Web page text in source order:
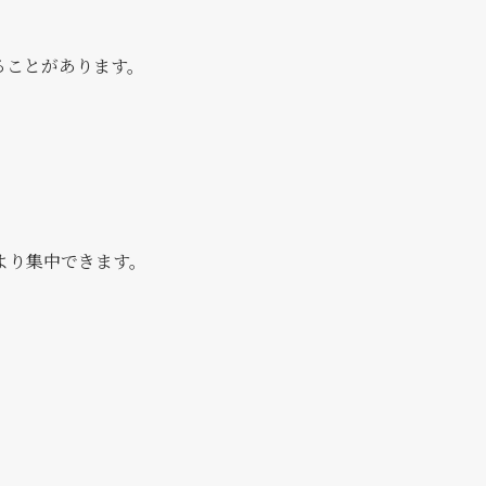
とがあります。
集中できます。